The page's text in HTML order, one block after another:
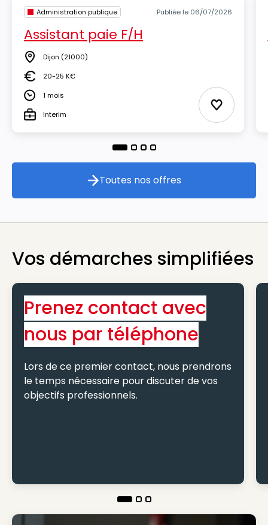
Administration publique Publiée le 06/07/2026
Assistant paie F/H
Lieu Dijon (21000)
Salaire20-25 K€
Durée1 mois
TypeInterim Ajouter
Toutes nos offres
Toutes nos offres
Vos démarches simplifiées
Prenez contact avec
nous par téléphone
Lors de ce premier contact, nous prendrons
le temps nécessaire pour discuter de vos
objectifs professionnels.